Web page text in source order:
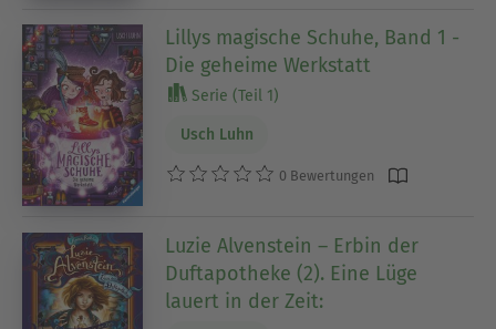
Lillys magische Schuhe, Band 1 -
Die geheime Werkstatt
Serie (Teil 1)
Usch Luhn
0 Bewertungen
Luzie Alvenstein – Erbin der
Duftapotheke (2). Eine Lüge
lauert in der Zeit: